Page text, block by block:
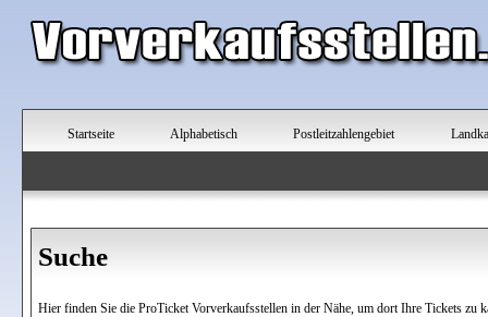
Startseite Alphabetisch Postleitzahlengebiet
Suche
Hier finden Sie die ProTicket Vorverkaufsstellen in der Nähe, um dort Ihre Tickets zu